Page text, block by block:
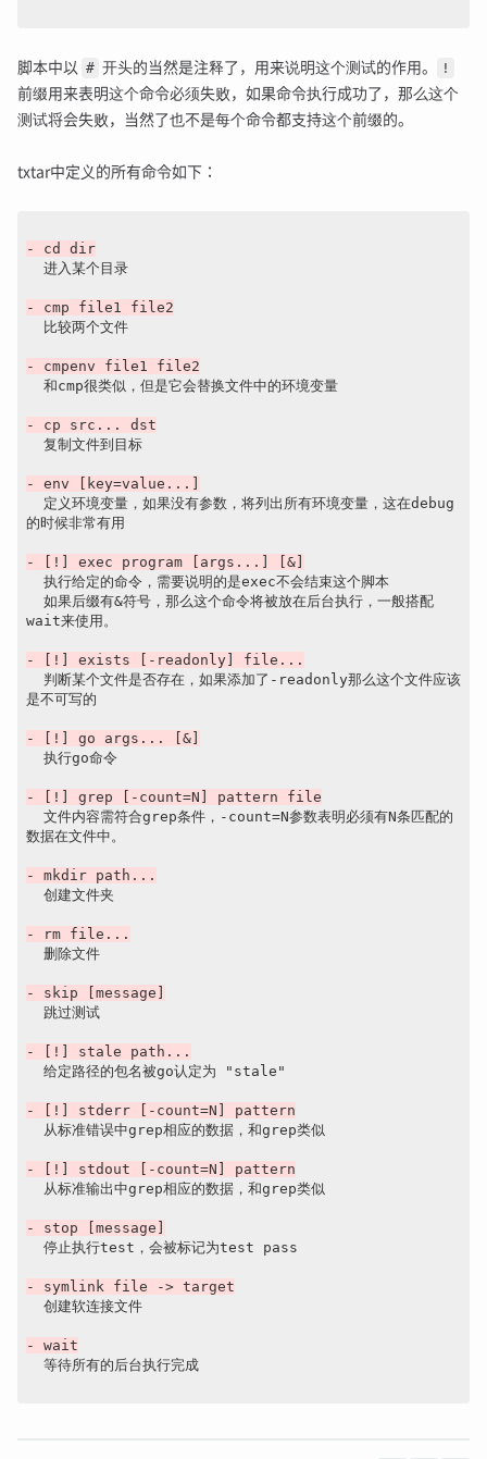
脚本中以 # 开头的当然是注释了，用来说明这个测试的作用。 !
前缀用来表明这个命令必须失败，如果命令执行成功了，那么这个
测试将会失败，当然了也不是每个命令都支持这个前缀的。
txtar中定义的所有命令如下：
- cd dir
- cmp file1 file2
- cmpenv file1 file2
- cp src... dst
- env [key=value...]
的时候非常有用
- [!] exec program [args...] [&]
wait来使用。
- [!] exists [-readonly] file...
是不可写的
- [!] go args... [&]
- [!] grep [-count=N] pattern file
数据在文件中。
- mkdir path...
- rm file...
- skip [message]
- [!] stale path...
- [!] stderr [-count=N] pattern
- [!] stdout [-count=N] pattern
- stop [message]
- symlink file -> target
- wait